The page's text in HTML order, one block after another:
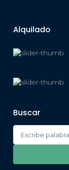
Alquilado
Buscar
Search
for: